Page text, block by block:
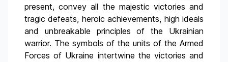
present, convey all the majestic victories and
tragic defeats, heroic achievements, high ideals
and unbreakable principles of the Ukrainian
warrior. The symbols of the units of the Armed
Forces of Ukraine intertwine the victories and